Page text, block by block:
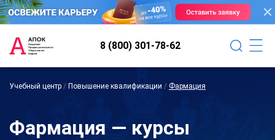
8 (800) 301-78-62
Учебный центр / Повышение квалификации / Фармация
Фармация — курсы